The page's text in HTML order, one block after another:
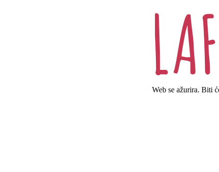
Web se ažurira. Biti